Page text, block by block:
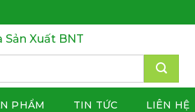
Sản Xuất BNT
PHẨM TIN TỨC LIÊN HỆ